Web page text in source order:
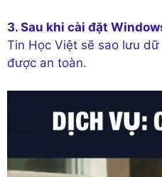
3. Sau khi cài đặt
Tin Học Việt sẽ sao lưu
được an toàn.